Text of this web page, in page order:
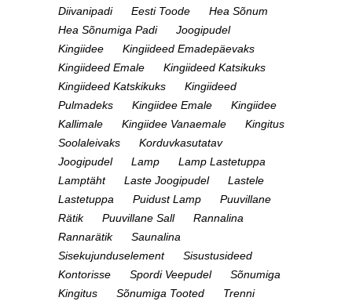
Diivanipadi
Eesti Toode
Hea Sõnum
Hea Sõnumiga Padi
Joogipudel
Kingiidee
Kingiideed Emadepäevaks
Kingiideed Emale
Kingiideed Katsikuks
Kingiideed Katskikuks
Kingiideed
Pulmadeks
Kingiidee Emale
Kingiidee
Kallimale
Kingiidee Vanaemale
Kingitus
Soolaleivaks
Korduvkasutatav
Joogipudel
Lamp
Lamp Lastetuppa
Lamptäht
Laste Joogipudel
Lastele
Lastetuppa
Puidust Lamp
Puuvillane
Rätik
Puuvillane Sall
Rannalina
Rannarätik
Saunalina
Sisekujunduselement
Sisustusideed
Kontorisse
Spordi Veepudel
Sõnumiga
Kingitus
Sõnumiga Tooted
Trenni